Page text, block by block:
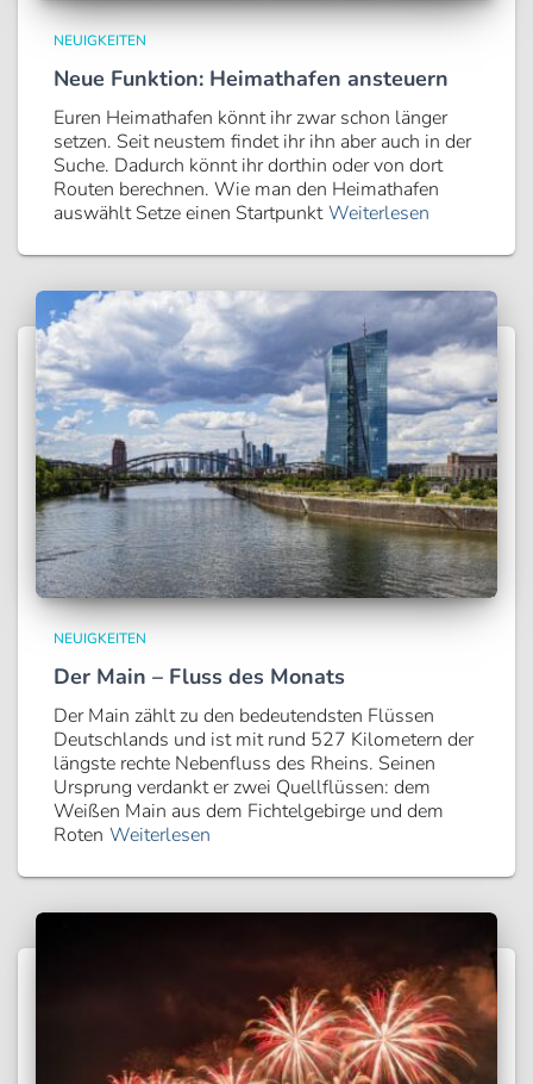
NEUIGKEITEN
Neue Funktion: Heimathafen ansteuern
Euren Heimathafen könnt ihr zwar schon länger
setzen. Seit neustem findet ihr ihn aber auch in der
Suche. Dadurch könnt ihr dorthin oder von dort
Routen berechnen. Wie man den Heimathafen
auswählt Setze einen Startpunkt Weiterlesen
NEUIGKEITEN
Der Main – Fluss des Monats
Der Main zählt zu den bedeutendsten Flüssen
Deutschlands und ist mit rund 527 Kilometern der
längste rechte Nebenfluss des Rheins. Seinen
Ursprung verdankt er zwei Quellflüssen: dem
Weißen Main aus dem Fichtelgebirge und dem
Roten Weiterlesen